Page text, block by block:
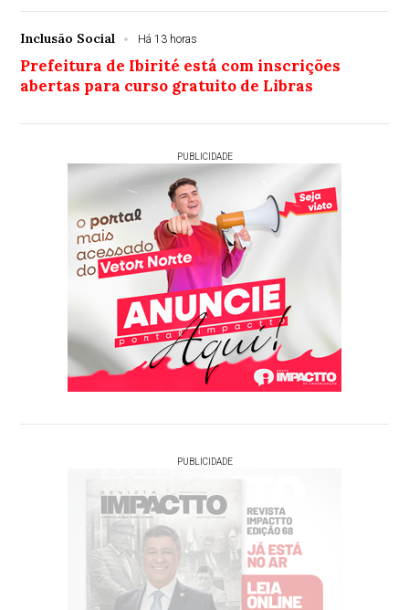
Inclusão Social Há 13 horas
Prefeitura de Ibirité está com inscrições
abertas para curso gratuito de Libras
PUBLICIDADE
PUBLICIDADE